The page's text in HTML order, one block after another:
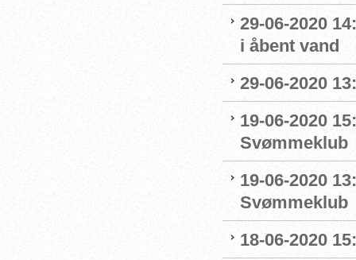
29-06-2020
i åbent vand
29-06-2020
19-06-2020
Svømmeklub
19-06-2020
Svømmeklub
18-06-2020